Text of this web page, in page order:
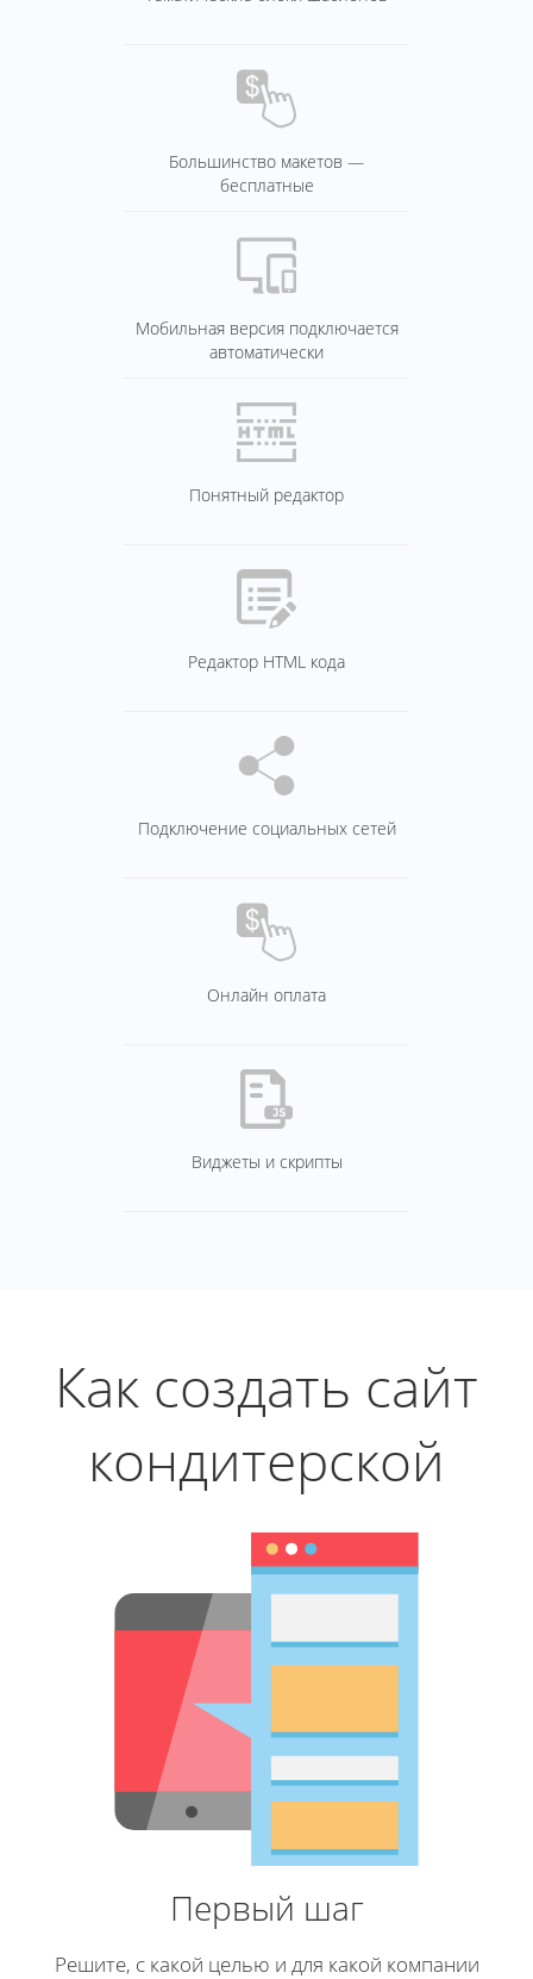
Большинство макетов —
бесплатные
Мобильная версия подключается
автоматически
Понятный редактор
Редактор HTML кода
Подключение социальных сетей
Онлайн оплата
Виджеты и скрипты
Как создать сайт
кондитерской
Первый шаг
Решите, с какой целью и для какой компании